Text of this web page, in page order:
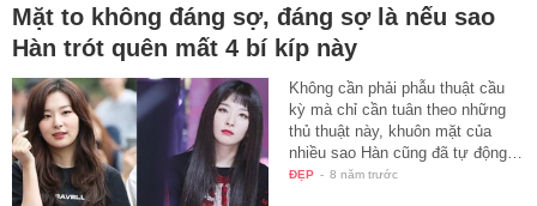
Mặt to không đáng sợ, đáng sợ là nếu sao
Hàn trót quên mất 4 bí kíp này
Không cần phải phẫu thuật cầu
kỳ mà chỉ cần tuân theo những
thủ thuật này, khuôn mặt của
nhiều sao Hàn cũng đã tự động…
ĐẸP - 8 năm trước